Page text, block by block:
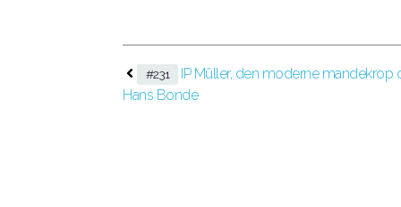
#231
IP Müller, den moderne mandekrop
Hans Bonde